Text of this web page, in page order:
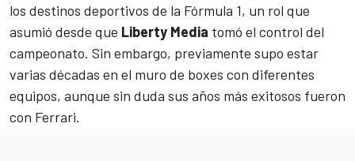
los destinos deportivos de la Fórmula 1, un rol que
asumió desde que Liberty Media tomó el control del
campeonato. Sin embargo, previamente supo estar
varias décadas en el muro de boxes con diferentes
equipos, aunque sin duda sus años más exitosos fueron
con Ferrari.